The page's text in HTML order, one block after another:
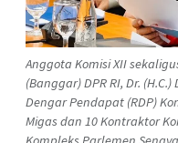
Anggota Komisi XII
(Banggar) DPR RI, Dr.
Dengar Pendapat (RDP)
Migas dan 10 Kontraktor